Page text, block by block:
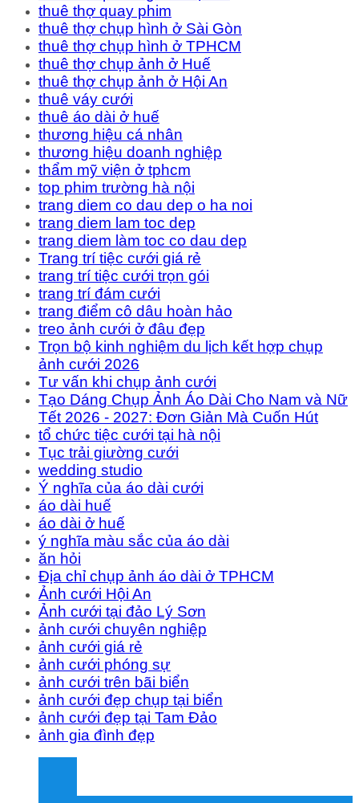
thuê thợ quay phim
thuê thợ chụp hình ở Sài Gòn
thuê thợ chụp hình ở TPHCM
thuê thợ chụp ảnh ở Huế
thuê thợ chụp ảnh ở Hội An
thuê váy cưới
thuê áo dài ở huế
thương hiệu cá nhân
thương hiệu doanh nghiệp
thẩm mỹ viện ở tphcm
top phim trường hà nội
trang diem co dau dep o ha noi
trang diem lam toc dep
trang diem làm toc co dau dep
Trang trí tiệc cưới giá rẻ
trang trí tiệc cưới trọn gói
trang trí đám cưới
trang điểm cô dâu hoàn hảo
treo ảnh cưới ở đâu đẹp
Trọn bộ kinh nghiệm du lịch kết hợp chụp
ảnh cưới 2026
Tư vấn khi chụp ảnh cưới
Tạo Dáng Chụp Ảnh Áo Dài Cho Nam và Nữ
Tết 2026 - 2027: Đơn Giản Mà Cuốn Hút
tổ chức tiệc cưới tại hà nội
Tục trải giường cưới
wedding studio
Ý nghĩa của áo dài cưới
áo dài huế
áo dài ở huế
ý nghĩa màu sắc của áo dài
ăn hỏi
Địa chỉ chụp ảnh áo dài ở TPHCM
Ảnh cưới Hội An
Ảnh cưới tại đảo Lý Sơn
ảnh cưới chuyên nghiệp
ảnh cưới giá rẻ
ảnh cưới phóng sự
ảnh cưới trên bãi biển
ảnh cưới đẹp chụp tại biển
ảnh cưới đẹp tại Tam Đảo
ảnh gia đình đẹp